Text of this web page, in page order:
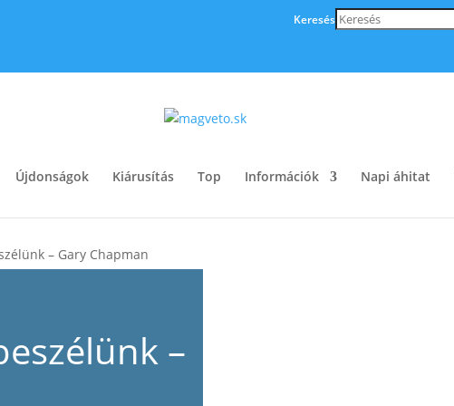
Keresés
Újdonságok Kiárusítás Top Információk Napi áhitat
– Gary Chapman
–